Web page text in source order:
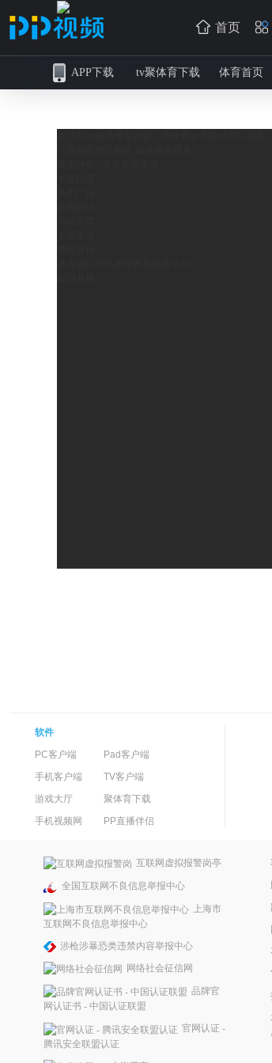
首页
tv聚体育下载
APP下载 体育首页
软件
PC客户端
Pad客户端
手机客户端
TV客户端
游戏大厅
聚体育下载
手机视频网
PP直播伴侣
互联网虚拟报警岗亭
全国互联网不良信息举报中心
上海市
互联网不良信息举报中心
涉枪涉暴恐类违禁内容举报中心
网络社会征信网
品牌官
网认证书 - 中国认证联盟
官网认证 -
腾讯安全联盟认证